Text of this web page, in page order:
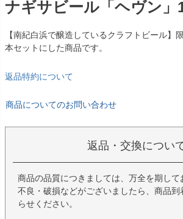
ナギサビール「ヘヴン」
【南紀白浜で醸造しているクラフトビール】
本セットにした商品です。
返品特約について
商品についてのお問い合わせ
返品・交換につい
商品の品質につきましては、万全を期して
不良・破損などがございましたら、商品到
らせください。